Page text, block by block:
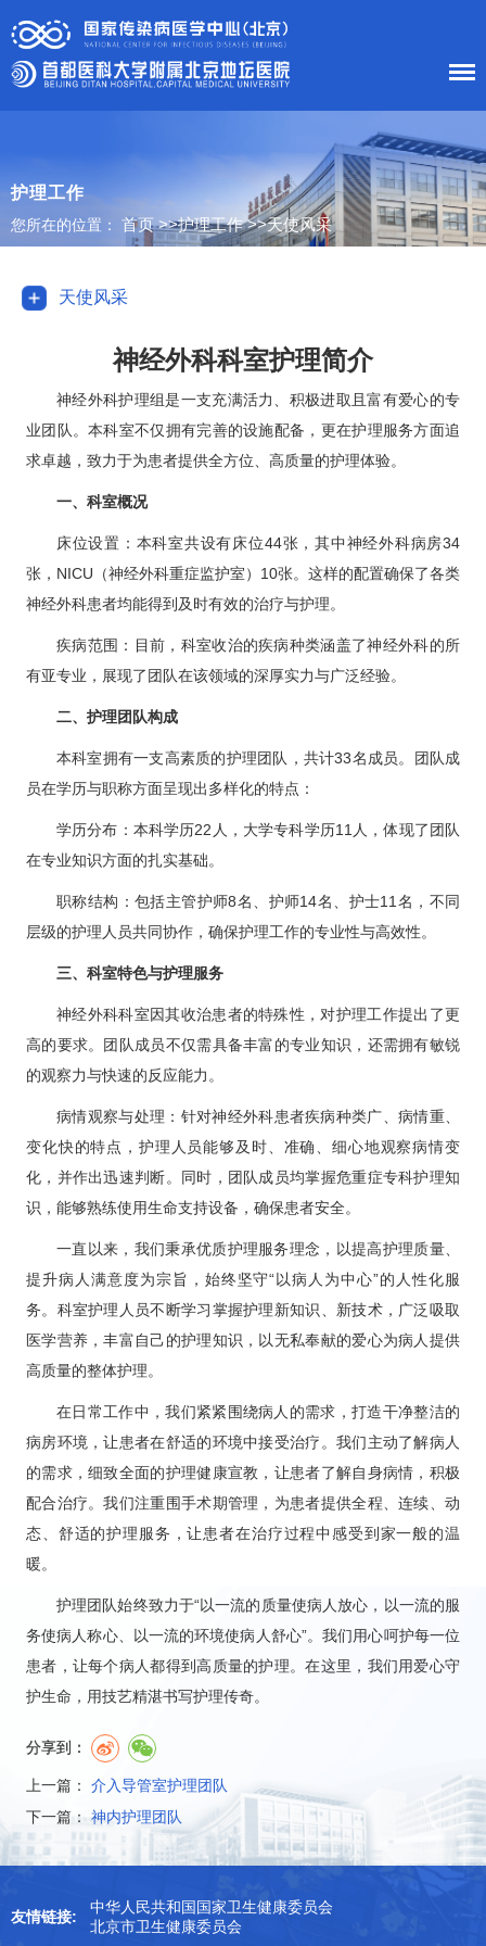
患者服务
科室导航
新闻中心
科研教学
院务公开
院庆专栏
护理工作
您所在的位置： 首页>>护理工作>>天使风采
天使风采
神经外科科室护理简介
神经外科护理组是一支充满活力、积极进取且富有爱心的专
业团队。本科室不仅拥有完善的设施配备，更在护理服务方面追
求卓越，致力于为患者提供全方位、高质量的护理体验。
一、科室概况
床位设置：本科室共设有床位44张，其中神经外科病房34
张，NICU（神经外科重症监护室）10张。这样的配置确保了各类
神经外科患者均能得到及时有效的治疗与护理。
疾病范围：目前，科室收治的疾病种类涵盖了神经外科的所
有亚专业，展现了团队在该领域的深厚实力与广泛经验。
二、护理团队构成
本科室拥有一支高素质的护理团队，共计33名成员。团队成
员在学历与职称方面呈现出多样化的特点：
学历分布：本科学历22人，大学专科学历11人，体现了团队
在专业知识方面的扎实基础。
职称结构：包括主管护师8名、护师14名、护士11名，不同
层级的护理人员共同协作，确保护理工作的专业性与高效性。
三、科室特色与护理服务
神经外科科室因其收治患者的特殊性，对护理工作提出了更
高的要求。团队成员不仅需具备丰富的专业知识，还需拥有敏锐
的观察力与快速的反应能力。
病情观察与处理：针对神经外科患者疾病种类广、病情重、
变化快的特点，护理人员能够及时、准确、细心地观察病情变
化，并作出迅速判断。同时，团队成员均掌握危重症专科护理知
识，能够熟练使用生命支持设备，确保患者安全。
一直以来，我们秉承优质护理服务理念，以提高护理质量、
提升病人满意度为宗旨，始终坚守“以病人为中心”的人性化服
务。科室护理人员不断学习掌握护理新知识、新技术，广泛吸取
医学营养，丰富自己的护理知识，以无私奉献的爱心为病人提供
高质量的整体护理。
在日常工作中，我们紧紧围绕病人的需求，打造干净整洁的
病房环境，让患者在舒适的环境中接受治疗。我们主动了解病人
的需求，细致全面的护理健康宣教，让患者了解自身病情，积极
配合治疗。我们注重围手术期管理，为患者提供全程、连续、动
态、舒适的护理服务，让患者在治疗过程中感受到家一般的温
暖。
护理团队始终致力于“以一流的质量使病人放心，以一流的服
务使病人称心、以一流的环境使病人舒心”。我们用心呵护每一位
患者，让每个病人都得到高质量的护理。在这里，我们用爱心守
护生命，用技艺精湛书写护理传奇。
分享到：
上一篇：
介入导管室护理团队
下一篇： 神内护理团队
友情链接:
中华人民共和国国家卫生健康委员会
北京市卫生健康委员会